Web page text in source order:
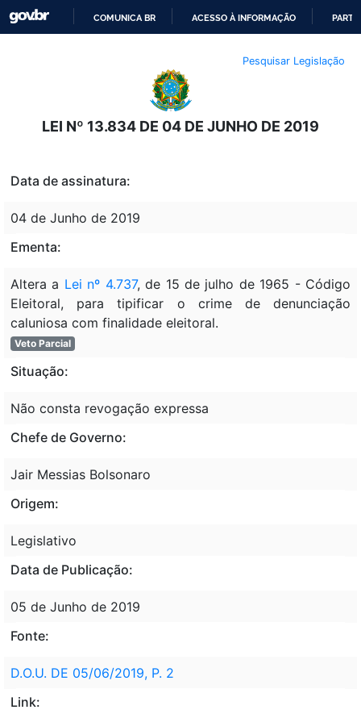
O
CONTEÚDO
COMUNICA BR ACESSO À INFORMAÇÃO
Pesquisar Legislação
LEI Nº 13.834 DE 04 DE JUNHO DE 2019
Data de assinatura:
04 de Junho de 2019
Ementa:
Altera a Lei nº 4.737, de 15 de julho de 1965 - Código
Eleitoral, para tipificar o crime de denunciação
caluniosa com finalidade eleitoral.
Veto Parcial
Situação:
Não consta revogação expressa
Chefe de Governo:
Jair Messias Bolsonaro
Origem:
Legislativo
Data de Publicação:
05 de Junho de 2019
Fonte:
D.O.U. DE 05/06/2019, P. 2
Link: